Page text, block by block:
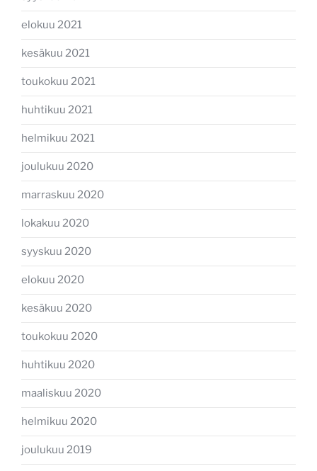
elokuu 2021
kesäkuu 2021
toukokuu 2021
huhtikuu 2021
helmikuu 2021
joulukuu 2020
marraskuu 2020
lokakuu 2020
syyskuu 2020
elokuu 2020
kesäkuu 2020
toukokuu 2020
huhtikuu 2020
maaliskuu 2020
helmikuu 2020
joulukuu 2019